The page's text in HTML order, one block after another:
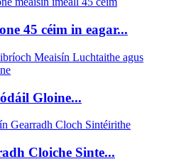
45 céim in eagar...
Gloine...
Cloiche Sinte...